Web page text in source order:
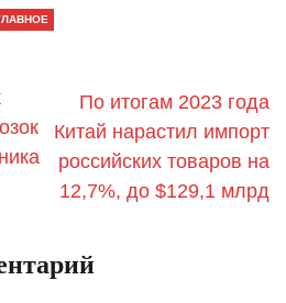
По итогам 2023 года
Китай нарастил импорт
российских товаров на
12,7%, до $129,1 млрд